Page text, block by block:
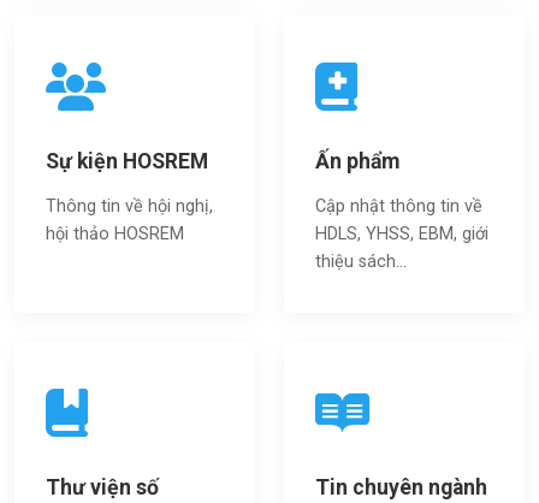
Sự kiện HOSREM
Thông tin về hội nghị,
hội thảo HOSREM
Ấn phẩm
Cập nhật thông tin về
HDLS, YHSS, EBM, giới
thiệu sách…
Thư viện số Tin chuyên ngành